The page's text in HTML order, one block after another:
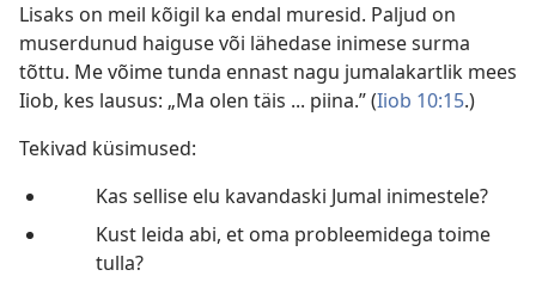
Lisaks on meil kõigil ka endal muresid. Paljud on
muserdunud haiguse või lähedase inimese surma
tõttu. Me võime tunda ennast nagu jumalakartlik mees
Iiob, kes lausus: „Ma olen täis ... piina.” (Iiob 10:15.)
Tekivad küsimused:
Kas sellise elu kavandaski Jumal inimestele?
Kust leida abi, et oma probleemidega toime
tulla?